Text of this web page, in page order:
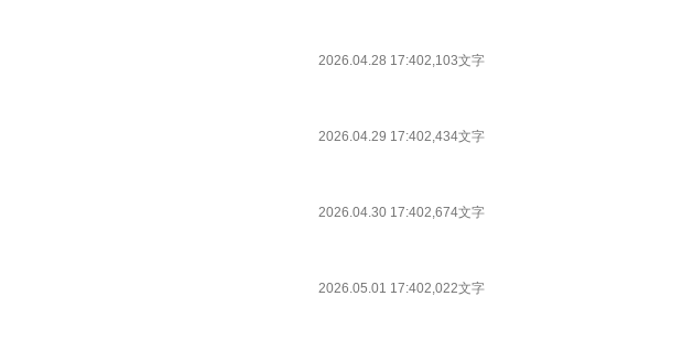
2026.04.28 17:402,103文字
2026.04.29 17:402,434文字
2026.04.30 17:402,674文字
2026.05.01 17:402,022文字